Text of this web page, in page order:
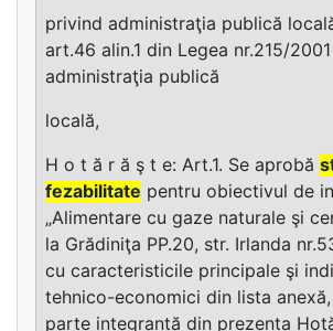
privind administraţia publică
art.46 alin.1 din Legea nr.215/
administraţia publică
locală,
H o t ă r ă ş t e: Art.1. Se aprobă
fezabilitate pentru obiectivul de
„Alimentare cu gaze naturale şi
la Grădiniţa PP.20, str. Irlanda
cu caracteristicile principale şi
tehnico-economici din lista
parte integrantă din prezenta